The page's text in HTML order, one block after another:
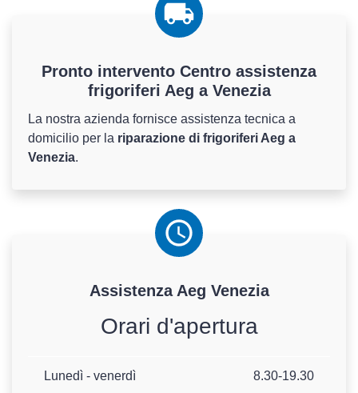
Pronto intervento Centro assistenza
frigoriferi Aeg a Venezia
La nostra azienda fornisce assistenza tecnica a
domicilio per la riparazione di frigoriferi Aeg a
Venezia.
Assistenza Aeg Venezia
Orari d'apertura
Lunedì - venerdì 8.30-19.30